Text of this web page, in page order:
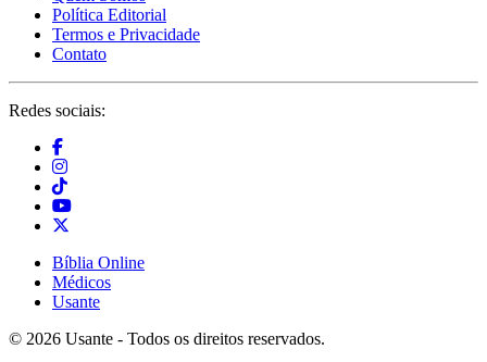
Política Editorial
Termos e Privacidade
Contato
Redes sociais:
Bíblia Online
Médicos
Usante
© 2026 Usante - Todos os direitos reservados.